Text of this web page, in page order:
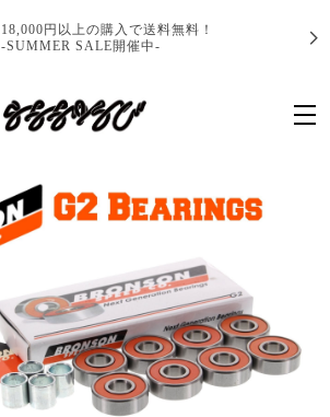
18,000円以上の購入で送料無料！
-SUMMER SALE開催中-